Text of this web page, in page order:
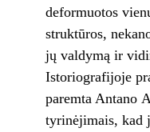
deformuotos
struktūros,
jų valdymą ir
Istoriografijoje
paremta Antano
tyrinėjimais, kad